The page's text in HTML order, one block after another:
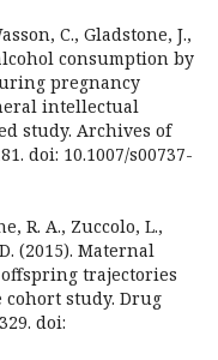
C., Gladstone, J.,
consumption by
pregnancy
intellectual
study. Archives of
doi: 10.1007/s00737-
R. A., Zuccolo, L.,
(2015). Maternal
trajectories
study. Drug
doi: